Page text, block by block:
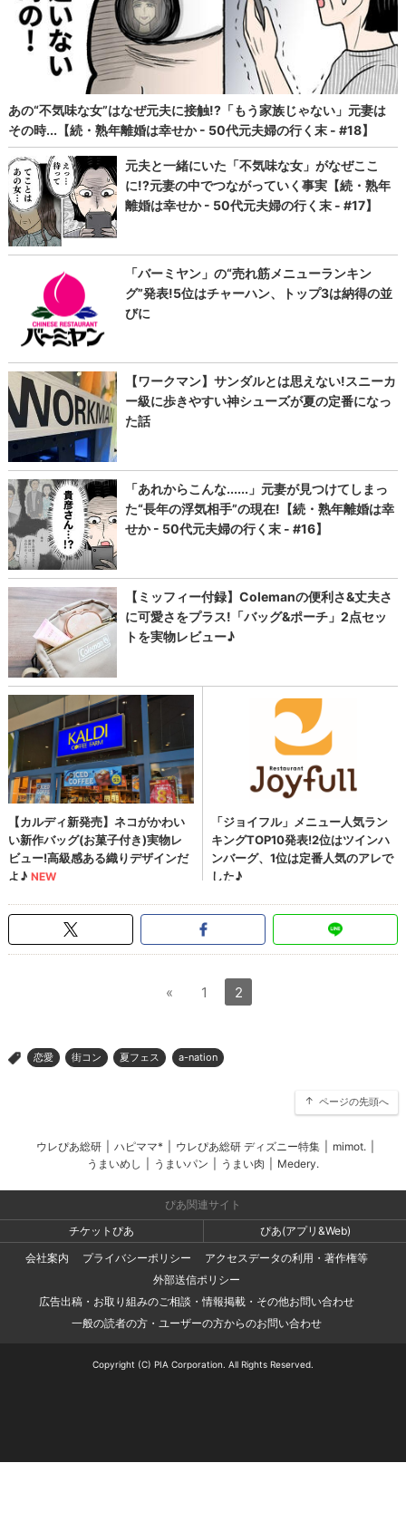
« 1 2
> 恋愛 街コン 夏フェス a-nation
ページの先頭へ
ウレぴあ総研 ハピママ* ウレぴあ総研 ディズニー特集 mimot.
うまいめし
うまいパン うまい肉 Medery.
ぴあ関連サイト
チケットぴあ
ぴあ(アプリ&Web)
会社案内
プライバシーポリシー
アクセスデータの利用・著作権等
外部送信ポリシー
広告出稿・お取り組みのご相談・情報掲載・その他お問い合わせ
一般の読者の方・ユーザーの方からのお問い合わせ
Copyright (C) PIA Corporation. All Rights Reserved.